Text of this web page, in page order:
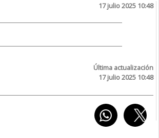
17 julio 2025 10:48
Última actualización
17 julio 2025 10:48